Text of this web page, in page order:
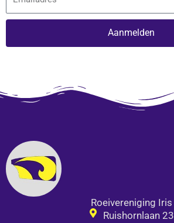
Aanmelden
Roeivereniging Iris
Ruishornlaan 23